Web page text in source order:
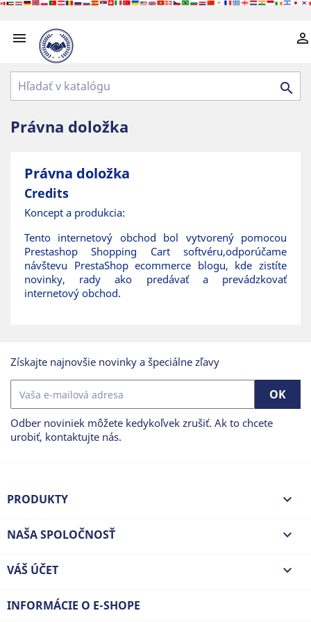
 

Právna doložka
Právna doložka
Credits
Koncept a produkcia:
Tento internetový obchod bol vytvorený pomocou
Prestashop Shopping Cart softvéru,odporúčame
návštevu PrestaShopecommerce blogu, kde zistíte
novinky, rady ako predávať a prevádzkovať
internetový obchod.
Získajte najnovšie novinky a špeciálne zľavy
Odber noviniek môžete kedykoľvek zrušiť. Ak to chcete
urobiť, kontaktujte nás.
PRODUKTY 
NAŠA SPOLOČNOSŤ 
VÁŠ ÚČET 
INFORMÁCIE O E-SHOPE